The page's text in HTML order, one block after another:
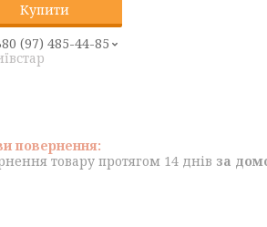
Купити
(97) 485-44-85
товару протягом 14 днів за